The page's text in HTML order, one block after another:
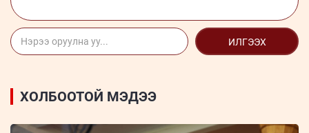
ИЛГЭЭХ
ХОЛБООТОЙ МЭДЭЭ